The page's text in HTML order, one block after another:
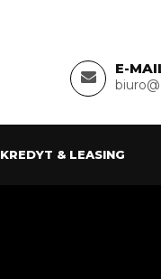
E-
KREDYT & LEASING